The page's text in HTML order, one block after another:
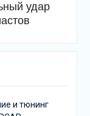
удар
и тюнинг